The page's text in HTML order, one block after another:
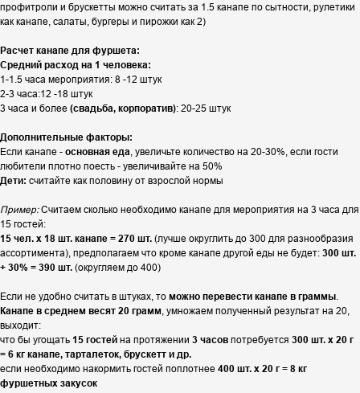
профитроли и брускетты можно считать за 1.5 канапе по сытности, рулетики
как канапе, салаты, бургеры и пирожки как 2)
Расчет канапе для фуршета:
Средний расход на 1 человека:
1-1.5 часа мероприятия: 8 -12 штук
2-3 часа:12 -18 штук
3 часа и более (свадьба, корпоратив): 20-25 штук
Дополнительные факторы:
Если канапе - основная еда, увеличьте количество на 20-30%, если гости
любители плотно поесть - увеличивайте на 50%
Дети: считайте как половину от взрослой нормы
Пример:Считаем сколько необходимо канапе для мероприятия на 3 часа для
15 гостей:
15 чел. х 18 шт. канапе = 270 шт. (лучше округлить до 300 для разнообразия
ассортимента), предполагаем что кроме канапе другой еды не будет: 300 шт.
+ 30% = 390 шт. (округляем до 400)
Если не удобно считать в штуках, то можно перевести канапе в граммы.
Канапе в среднем весят 20 грамм, умножаем полученный результат на 20,
выходит:
что бы угощать 15 гостей на протяжении 3 часов потребуется 300 шт. х 20 г
= 6 кг канапе, тарталеток, брускетт и др.
если необходимо накормить гостей поплотнее 400 шт. х 20 г = 8 кг
фуршетных закусок